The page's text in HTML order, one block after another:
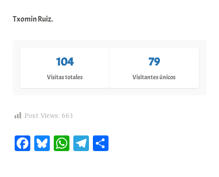
Txomin Ruiz.
104
Visitas totales
79
Visitantes únicos
Post Views: 663
Fa Bl W Te